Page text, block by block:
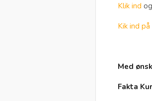
Klik ind
Kik ind
Med
Fakta